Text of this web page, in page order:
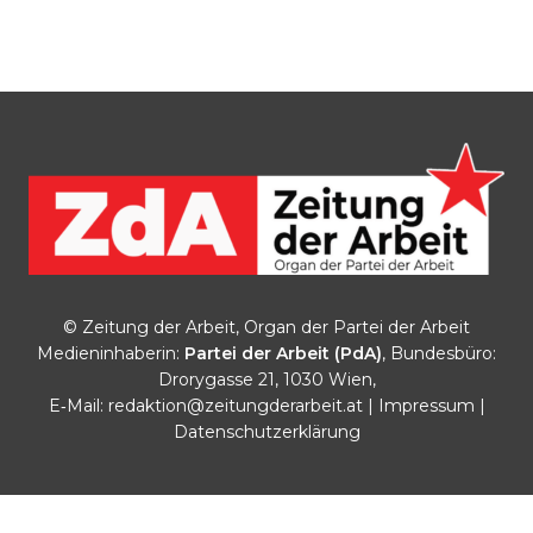
© Zeitung der Arbeit, Organ der Partei der Arbeit
Medieninhaberin: Partei der Arbeit (PdA), Bundesbüro:
Drorygasse 21, 1030 Wien,
E‑Mail: redaktion@zeitungderarbeit.at| Impressum |
Datenschutzerklärung